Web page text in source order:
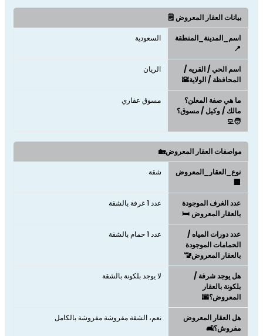
بيانات العقار المعروض 🗒️
اسم_المدينة_المنطقة
📍
السعودية
اسم الحي / القريه /
المحافظة / الولاية🌇
الريان
ما هي صفة المعلن؟
مالك / وكيل / مسوق؟
🧑‍💻
مسوق عقاري
مواصفات العقار المعروض🏡
نوع_العقار_المعروض
🏢
شقة
عدد الغرف الموجودة
بالعقار المعروض 🛏️
عدد 1 غرفة بالشقة
عدد دورات المياه /
الحمامات الموجودة
بالعقار المعروض🚾
عدد 1 حمام بالشقة
هل يوجد شرفة /
بلكونة بالعقار
المعروض؟🌆
لا يوجد بلكونة بالشقة
هل العقار المعروض
مفروش؟🛋️
نعم، الشقة مفروشة مفروشة بالكامل